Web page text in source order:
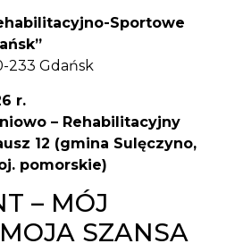
Sportowe
233 Gdańsk
r.
– Rehabilitacyjny
12 (gmina Sulęczyno,
pomorskie)
– MÓJ
SZANSA